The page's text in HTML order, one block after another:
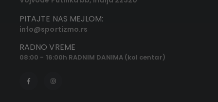
PITAJTE NAS MEJLOM:
info@sportizmo.rs
RADNO VREME
08:00 - 16:00h RADNIM DANIMA (kol centar)